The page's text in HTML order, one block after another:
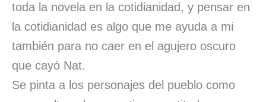
toda la novela en la cotidianidad, y pensar en
la cotidianidad es algo que me ayuda a mi
también para no caer en el agujero oscuro
que cayó Nat.
Se pinta a los personajes del pueblo como